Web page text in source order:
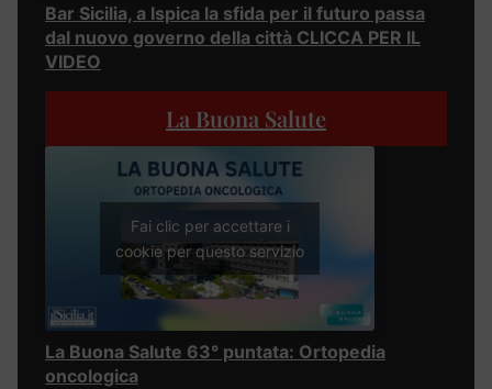
Bar Sicilia, a Ispica la sfida per il futuro passa
dal nuovo governo della città CLICCA PER IL
VIDEO
La Buona Salute
Fai clic per accettare i
cookie per questo servizio
La Buona Salute 63° puntata: Ortopedia
oncologica